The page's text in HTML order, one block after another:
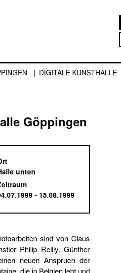
DIGITALE KUNSTHALLE
Göppingen
unten
- 15.08.1999
sind von Claus
Philip Reilly. Günther
neuen Anspruch der
die in Belgien lebt und